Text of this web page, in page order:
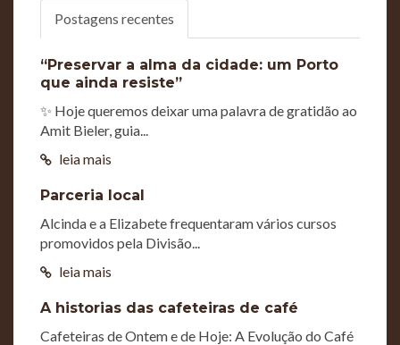
Postagens recentes
“Preservar a alma da cidade: um Porto
que ainda resiste”
✨ Hoje queremos deixar uma palavra de gratidão ao
Amit Bieler, guia...
leia mais
Parceria local
Alcinda e a Elizabete frequentaram vários cursos
promovidos pela Divisão...
leia mais
A historias das cafeteiras de café
Cafeteiras de Ontem e de Hoje: A Evolução do Café